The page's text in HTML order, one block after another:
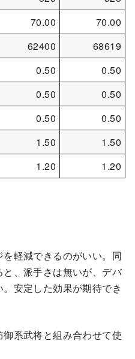
70.00
70.00
62400
68619
0.50
0.50
0.50
0.50
0.50
0.50
1.50
1.50
1.20 1.20
軽減できるのがいい。同
、派手さは無いが、デバ
安定した効果が期待でき
系武将と組み合わせて使